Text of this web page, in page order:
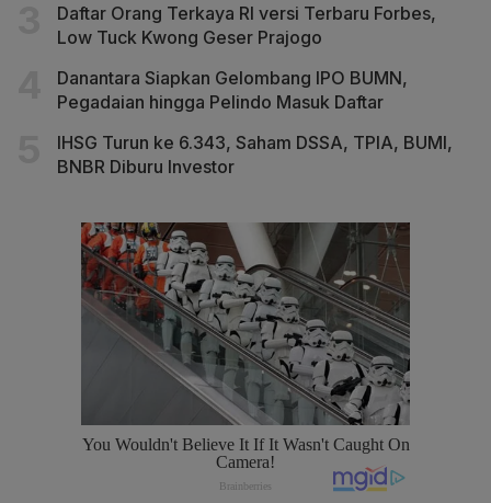
Daftar Orang Terkaya RI versi Terbaru Forbes,
Low Tuck Kwong Geser Prajogo
Danantara Siapkan Gelombang IPO BUMN,
Pegadaian hingga Pelindo Masuk Daftar
IHSG Turun ke 6.343, Saham DSSA, TPIA, BUMI,
BNBR Diburu Investor